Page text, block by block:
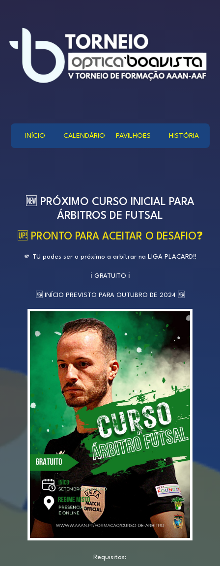
INÍCIO CALENDÁRIO PAVILHÕES HISTÓRIA
🆕 PRÓXIMO CURSO INICIAL PARA
ÁRBITROS DE FUTSAL
🆙 PRONTO PARA ACEITAR O DESAFIO❓
🫵 TU podes ser o próximo a arbitrar na LIGA PLACARD‼️
ℹ️ GRATUITO ℹ️
🆕 INÍCIO PREVISTO PARA OUTUBRO DE 2024 🆕
Requisitos: